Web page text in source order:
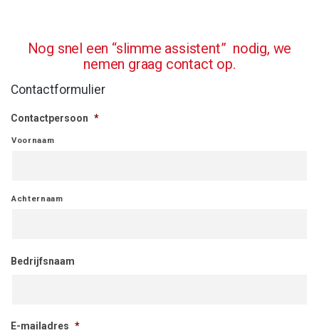
Nog snel een “slimme assistent” nodig, we
nemen graag contact op.
Contactformulier
Contactpersoon *
Voornaam
Achternaam
Bedrijfsnaam
E-mailadres *